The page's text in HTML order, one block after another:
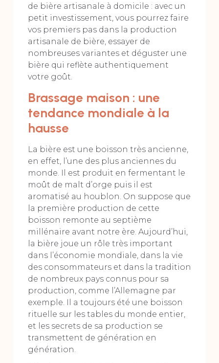
de bière artisanale à domicile : avec un
petit investissement, vous pourrez faire
vos premiers pas dans la production
artisanale de bière, essayer de
nombreuses variantes et déguster une
bière qui reflète authentiquement
votre goût.
Brassage maison : une
tendance mondiale à la
hausse
La bière est une boisson très ancienne,
en effet, l’une des plus anciennes du
monde. Il est produit en fermentant le
moût de malt d’orge puis il est
aromatisé au houblon. On suppose que
la première production de cette
boisson remonte au septième
millénaire avant notre ère. Aujourd’hui,
la bière joue un rôle très important
dans l’économie mondiale, dans la vie
des consommateurs et dans la tradition
de nombreux pays connus pour sa
production, comme l’Allemagne par
exemple. Il a toujours été une boisson
rituelle sur les tables du monde entier,
et les secrets de sa production se
transmettent de génération en
génération.